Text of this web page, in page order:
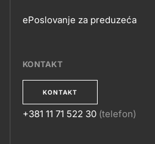
ePoslovanje za preduzeća
KONTAKT
KONTAKT
+381 11 71 522 30 (telefon)